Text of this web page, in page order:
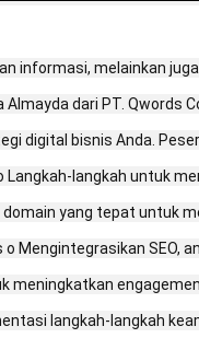
informasi, melainkan
Almayda dari PT.
digital bisnis Anda.
langkah untuk
yang tepat untuk
Mengintegrasikan SEO,
langkah-langkah